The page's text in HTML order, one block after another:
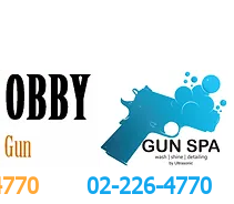
02-226-4770